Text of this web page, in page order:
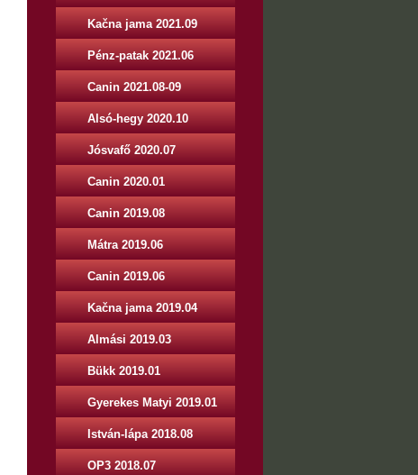
Kačna jama 2021.09
Pénz-patak 2021.06
Canin 2021.08-09
Alsó-hegy 2020.10
Jósvafő 2020.07
Canin 2020.01
Canin 2019.08
Mátra 2019.06
Canin 2019.06
Kačna jama 2019.04
Almási 2019.03
Bükk 2019.01
Gyerekes Matyi 2019.01
István-lápa 2018.08
OP3 2018.07